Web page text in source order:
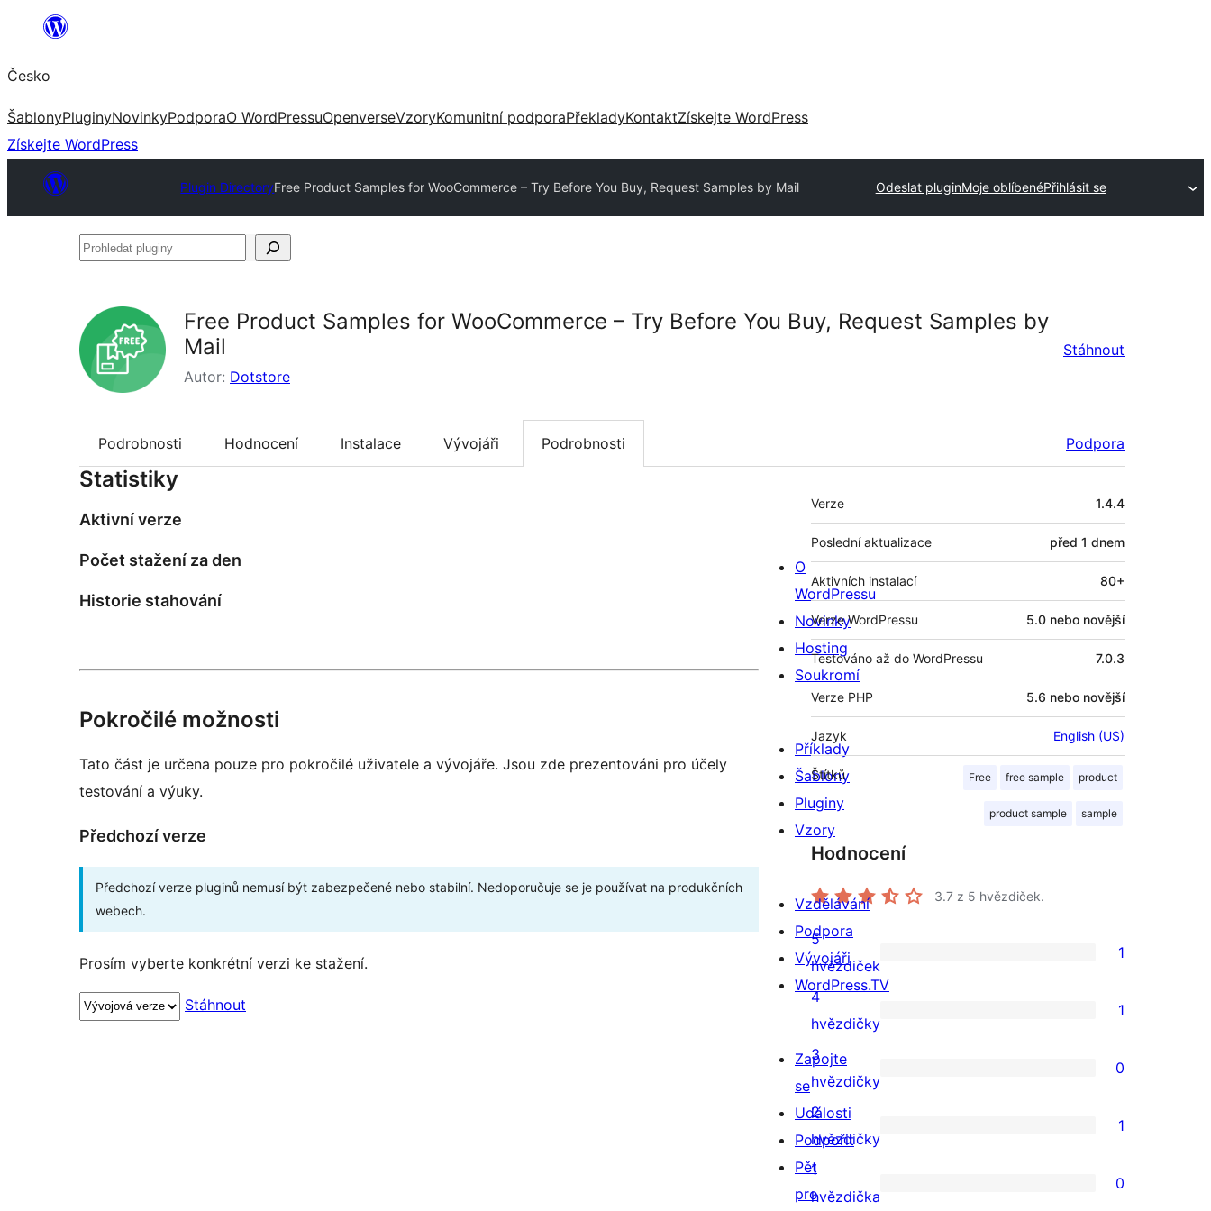
Přeskočit
obsah
Česko
ŠablonyPluginyNovinkyPodporaO WordPressuOpenverseVzoryKomunitní podporaPřekladyKontaktZískejte WordPress
Získejte WordPress
Plugin DirectoryFree Product Samples for WooCommerce – Try Before You Buy, Request Samples by Mail Odeslat pluginMoje oblíbenéPřihlásit se
Prohledat
Free Product Samples for WooCommerce – Try Before You Buy, Request Samples by
Mail
Autor: Dotstore
Stáhnout
Podrobnosti Hodnocení Instalace Vývojáři Podrobnosti Podpora
Statistiky
Aktivní verze
Počet stažení za den
Historie stahování
Pokročilé možnosti
Tato část je určena pouze pro pokročilé uživatele a vývojáře. Jsou zde prezentováni pro účely
testování a výuky.
Předchozí verze
Předchozí verze pluginů nemusí být zabezpečené nebo stabilní. Nedoporučuje se je používat na produkčních
webech.
Prosím vyberte konkrétní verzi ke stažení.
Stáhnout
Meta
Verze 1.4.4
Poslední aktualizace před 1 dnem
Aktivních instalací 80+
Verze WordPressu 5.0 nebo novější
Testováno až do WordPressu 7.0.3
Verze PHP 5.6 nebo novější
Jazyk English (US)
Štítků Free free sample product
product sample sample
Hodnocení
3.7 z 5 hvězdiček.
1
5hvězdičkové
hodnocení
5
hvězdiček
1
1
4hvězdičkové
hodnocení
4
hvězdičky
1
0
3hvězdičkové
hodnocení
3
hvězdičky
0
1
2hvězdičkové
hodnocení
2
hvězdičky
1
0
1
hvězdička
0
O
WordPressu
Novinky
Hosting
Soukromí
Příklady
Šablony
Pluginy
Vzory
Vzdělávání
Podpora
Vývojáři
WordPress.TV
Zapojte
se
Události
Podpořit
Pět
pro